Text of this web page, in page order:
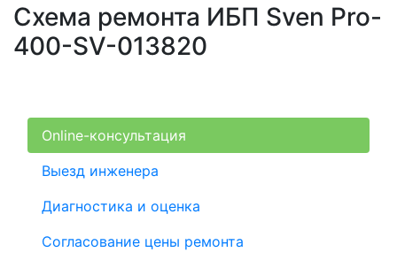
Схема ремонта ИБП Sven Pro-
400-SV-013820
Online-консультация
Выезд инженера
Диагностика и оценка
Согласование цены ремонта